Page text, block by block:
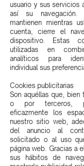
usuario y sus servicios
así su
mantienen mientras
cuenta, cierre el
dispositivo. Estas
utilizadas en
analíticos para
individual sus
Cookies publicitarias
Son aquéllas que, bien
o por terceros,
eficazmente los
nuestro sitio web,
del anuncio al
solicitado o al uso
página web. Gracias a
sus hábitos de